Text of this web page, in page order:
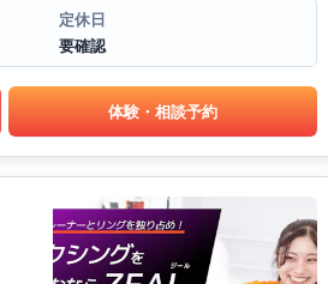
定休日
要確認
体験・相談予約